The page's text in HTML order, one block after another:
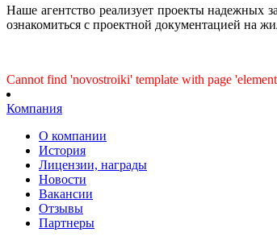
Наше агентство реализует проекты надежных
ознакомиться с проектной документацией на
Cannot find 'novostroiki' template with page
Компания
О компании
История
Лицензии, награды
Новости
Вакансии
Отзывы
Партнеры